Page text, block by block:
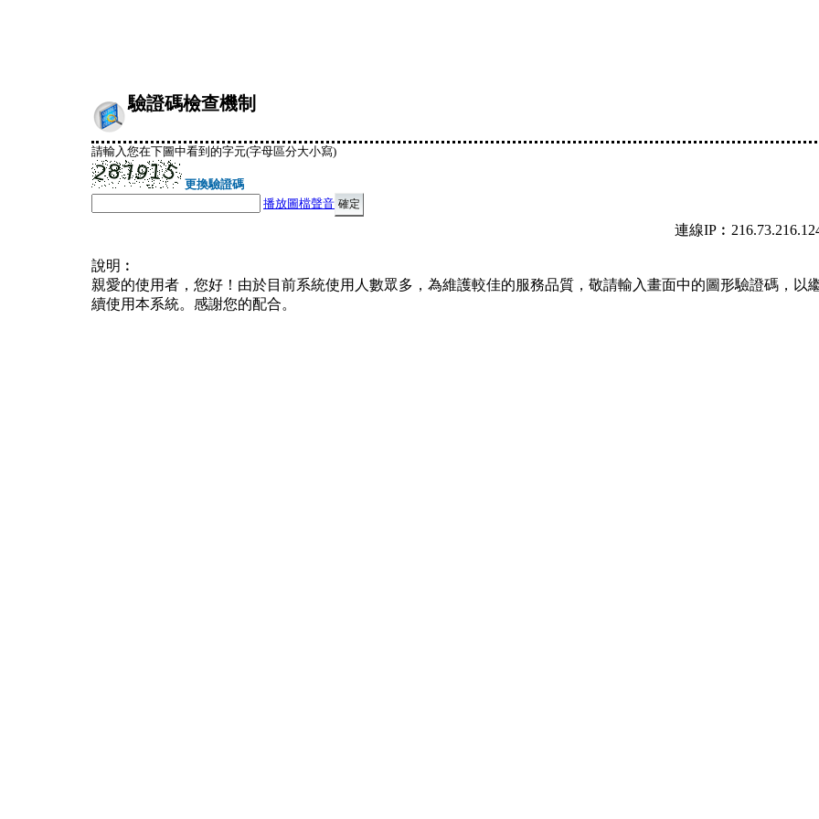
驗證碼檢查機制
請輸入您在下圖中看到的字元(字母區分大小寫)
更換驗證碼
播放圖檔聲音
連線
說明︰
親愛的使用者，您好！由於目前系統使用人數眾多，為維護較佳的服務品質，敬請輸入畫面中的圖形驗證碼，以
續使用本系統。感謝您的配合。